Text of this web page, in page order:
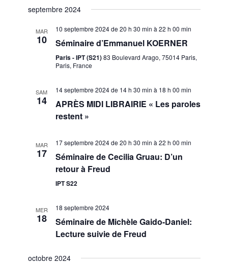
i
g
a
i
o
d
e
e
n
n
septembre 2024
MAR
10
10 septembre 2024 de 20 h 30 min à 22 h 00 min
Séminaire d’Emmanuel KOERNER
Paris - IPT (S21)83 Boulevard Arago, 75014 Paris,
Paris, France
SAM
14
14 septembre 2024 de 14 h 30 min à 18 h 00 min
APRÈS MIDI LIBRAIRIE « Les paroles
restent »
MAR
17
17 septembre 2024 de 20 h 30 min à 22 h 00 min
Séminaire de Cecilia Gruau: D’un
retour à Freud
IPT S22
MER
18
18 septembre 2024
Séminaire de Michèle Gaido-Daniel:
Lecture suivie de Freud
octobre 2024